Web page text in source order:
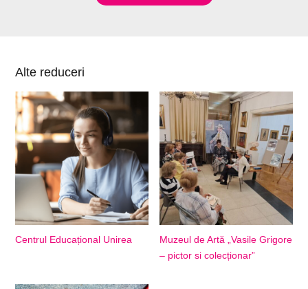
Alte reduceri
Centrul Educațional Unirea
Muzeul de Artă „Vasile Grigore
– pictor si colecționar”